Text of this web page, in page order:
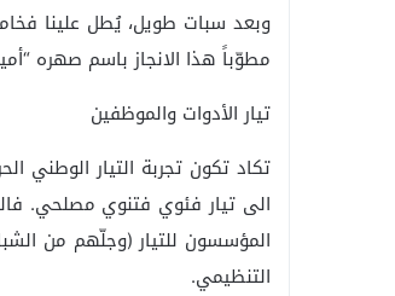
وبعد سبات طويل، يُطل علينا
مطوّباً هذا الانجاز باسم صهره
تيار الأدوات والموظفين
تكاد تكون تجربة التيار الوطني
الى تيار فئوي فتنوي مصلحي.
المؤسسون للتيار (وجلّهم من
التنظيمي.